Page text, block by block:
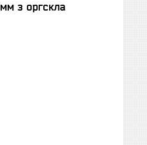
з оргскла